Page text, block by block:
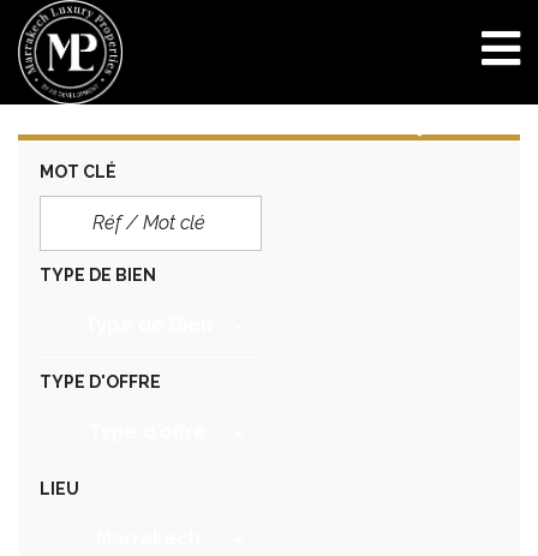
MOT CLÉ
TYPE DE BIEN
TYPE D'OFFRE
LIEU